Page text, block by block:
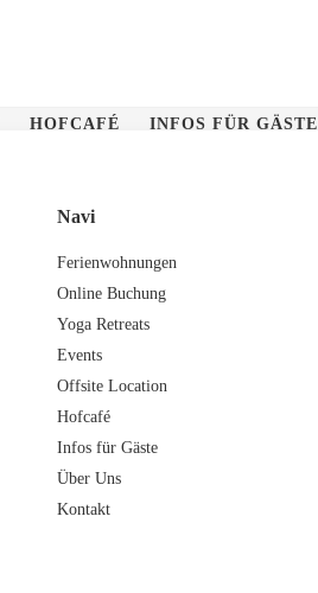
HOFCAFÉ INFOS FÜR GÄSTE
Navi
Ferienwohnungen
Online Buchung
Yoga Retreats
Events
Offsite Location
Hofcafé
Infos für Gäste
Über Uns
Kontakt